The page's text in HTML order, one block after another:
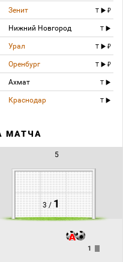
Зенит T
Нижний Новгород T
Урал T
Оренбург T
Ахмат T
Краснодар T
МАТЧА
5
3 / 1
1